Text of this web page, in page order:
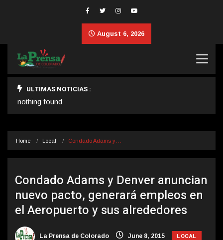
August 6, 2026
ULTIMAS NOTICIAS :
nothing found
Home Local Condado Adams y…
Condado Adams y Denver anuncian
nuevo pacto, generará empleos en
el Aeropuerto y sus alrededores
La Prensa de Colorado June 8, 2015 LOCAL